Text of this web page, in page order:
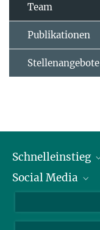
Team
Publikationen
Stellenangebote
Schnelleinstieg
Alumni
Social Media
Bluesky